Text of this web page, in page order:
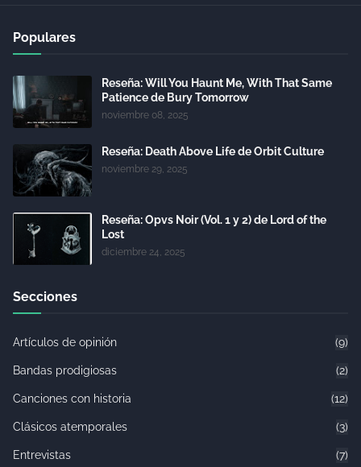
Populares
Reseña: Will You Haunt Me, With That Same
Patience de Bury Tomorrow
noviembre 08, 2025
Reseña: Death Above Life de Orbit Culture
noviembre 29, 2025
Reseña: Opvs Noir (Vol. 1 y 2) de Lord of the
Lost
diciembre 24, 2025
Secciones
Artículos de opinión (9)
Bandas prodigiosas (2)
Canciones con historia (12)
Clásicos atemporales (3)
Entrevistas (7)